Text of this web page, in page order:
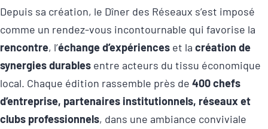
Depuis sa création, le Dîner des Réseaux s’est imposé
comme un rendez-vous incontournable qui favorise la
rencontre, l’échange d’expériences et la création de
synergies durables entre acteurs du tissu économique
local. Chaque édition rassemble près de 400 chefs
d’entreprise, partenaires institutionnels, réseaux et
clubs professionnels, dans une ambiance conviviale